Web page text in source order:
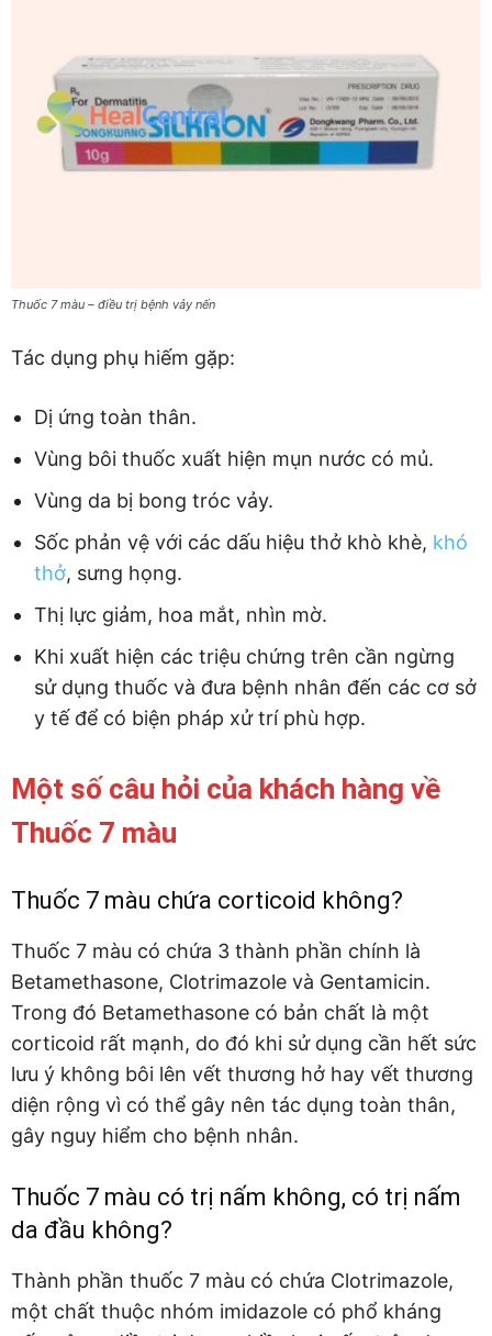
Thuốc 7 màu – điều trị bệnh vảy nến
Tác dụng phụ hiếm gặp:
Dị ứng toàn thân.
Vùng bôi thuốc xuất hiện mụn nước có mủ.
Vùng da bị bong tróc vảy.
Sốc phản vệ với các dấu hiệu thở khò khè, khó
thở, sưng họng.
Thị lực giảm, hoa mắt, nhìn mờ.
Khi xuất hiện các triệu chứng trên cần ngừng
sử dụng thuốc và đưa bệnh nhân đến các cơ sở
y tế để có biện pháp xử trí phù hợp.
Một số câu hỏi của khách hàng về
Thuốc 7 màu
Thuốc 7 màu chứa corticoid không?
Thuốc 7 màu có chứa 3 thành phần chính là
Betamethasone, Clotrimazole và Gentamicin.
Trong đó Betamethasone có bản chất là một
corticoid rất mạnh, do đó khi sử dụng cần hết sức
lưu ý không bôi lên vết thương hở hay vết thương
diện rộng vì có thể gây nên tác dụng toàn thân,
gây nguy hiểm cho bệnh nhân.
Thuốc 7 màu có trị nấm không, có trị nấm
da đầu không?
Thành phần thuốc 7 màu có chứa Clotrimazole,
một chất thuộc nhóm imidazole có phổ kháng